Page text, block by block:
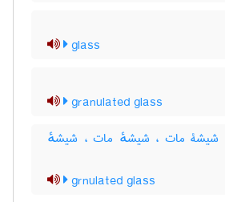
glass
granulated glass
مات ، شیشهٔ مات ، شیشهٔ
grnulated glass